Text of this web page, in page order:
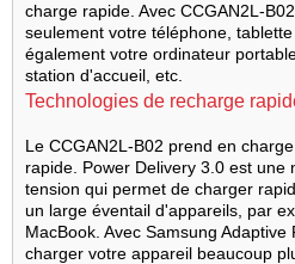
charge rapide. Avec CCGAN2L-
seulement votre téléphone,
également votre ordinateur
station d'accueil, etc.
Technologies de recharge
Le CCGAN2L-B02 prend en
rapide. Power Delivery 3.0 est une
tension qui permet de charger
un large éventail d'appareils, par
MacBook. Avec Samsung
charger votre appareil beaucoup